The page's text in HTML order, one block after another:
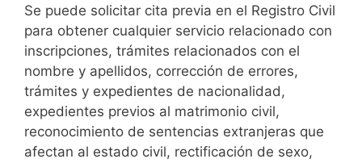
Se puede solicitar cita previa en el Registro Civil
para obtener cualquier servicio relacionado con
inscripciones, trámites relacionados con el
nombre y apellidos, corrección de errores,
trámites y expedientes de nacionalidad,
expedientes previos al matrimonio civil,
reconocimiento de sentencias extranjeras que
afectan al estado civil, rectificación de sexo,